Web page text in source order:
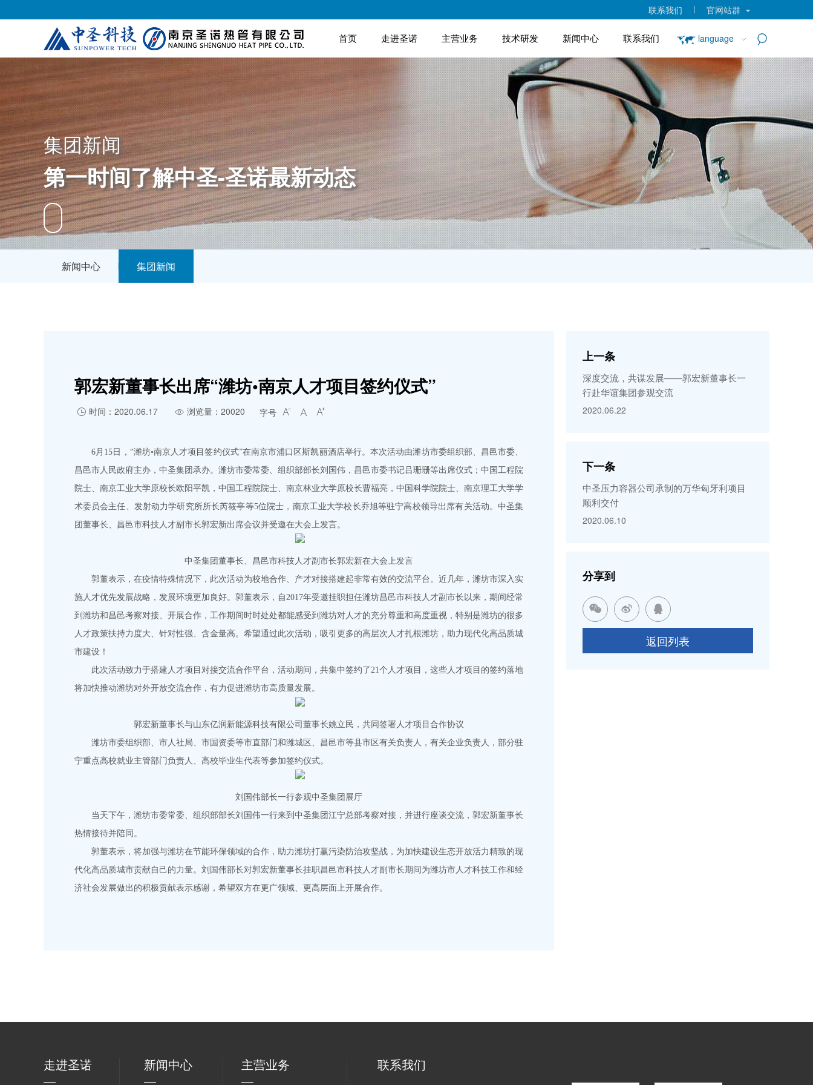
官网站群
联系我们
首页 走进圣诺 主营业务 技术研发 新闻中心 联系我们 language
集团新闻
第一时间了解中圣-圣诺最新动态
新闻中心 集团新闻
郭宏新董事长出席“潍坊•南京人才项目签约仪式”
 时间：2020.06.17  浏览量：20020 字号   
6月15日，“潍坊•南京人才项目签约仪式”在南京市浦口区斯凯丽酒店举行。本次活动由潍坊市委组织部、昌邑市委、
昌邑市人民政府主办，中圣集团承办。潍坊市委常委、组织部部长刘国伟，昌邑市委书记吕珊珊等出席仪式；中国工程院
院士、南京工业大学原校长欧阳平凯，中国工程院院士、南京林业大学原校长曹福亮，中国科学院院士、南京理工大学学
术委员会主任、发射动力学研究所所长芮筱亭等5位院士，南京工业大学校长乔旭等驻宁高校领导出席有关活动。中圣集
团董事长、昌邑市科技人才副市长郭宏新出席会议并受邀在大会上发言。
中圣集团董事长、昌邑市科技人才副市长郭宏新在大会上发言
郭董表示，在疫情特殊情况下，此次活动为校地合作、产才对接搭建起非常有效的交流平台。近几年，潍坊市深入实
施人才优先发展战略，发展环境更加良好。郭董表示，自2017年受邀挂职担任潍坊昌邑市科技人才副市长以来，期间经常
到潍坊和昌邑考察对接、开展合作，工作期间时时处处都能感受到潍坊对人才的充分尊重和高度重视，特别是潍坊的很多
人才政策扶持力度大、针对性强、含金量高。希望通过此次活动，吸引更多的高层次人才扎根潍坊，助力现代化高品质城
市建设！
此次活动致力于搭建人才项目对接交流合作平台，活动期间，共集中签约了21个人才项目，这些人才项目的签约落地
将加快推动潍坊对外开放交流合作，有力促进潍坊市高质量发展。
郭宏新董事长与山东亿润新能源科技有限公司董事长姚立民，共同签署人才项目合作协议
潍坊市委组织部、市人社局、市国资委等市直部门和潍城区、昌邑市等县市区有关负责人，有关企业负责人，部分驻
宁重点高校就业主管部门负责人、高校毕业生代表等参加签约仪式。
刘国伟部长一行参观中圣集团展厅
当天下午，潍坊市委常委、组织部部长刘国伟一行来到中圣集团江宁总部考察对接，并进行座谈交流，郭宏新董事长
热情接待并陪同。
郭董表示，将加强与潍坊在节能环保领域的合作，助力潍坊打赢污染防治攻坚战，为加快建设生态开放活力精致的现
代化高品质城市贡献自己的力量。刘国伟部长对郭宏新董事长挂职昌邑市科技人才副市长期间为潍坊市人才科技工作和经
济社会发展做出的积极贡献表示感谢，希望双方在更广领域、更高层面上开展合作。
上一条
深度交流，共谋发展——郭宏新董事长一
行赴华谊集团参观交流
2020.06.22
下一条
中圣压力容器公司承制的万华匈牙利项目
顺利交付
2020.06.10
分享到
  
返回列表
走进圣诺 新闻中心 主营业务 联系我们